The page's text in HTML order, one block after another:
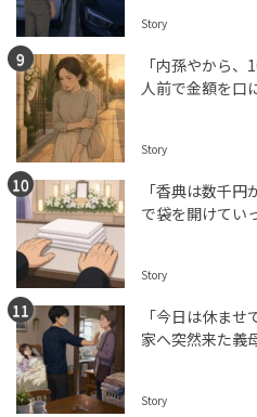
Story
「内孫やから
人前で金額を口
Story
「香典は数千
で袋を開けてい
Story
「今日は休ま
家へ突然来た義
Story